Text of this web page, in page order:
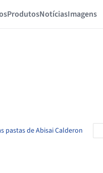
ProdutosNotíciasImagens
pastas de Abisai Calderon